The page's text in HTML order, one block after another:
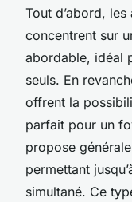
Tout d’abord,
concentrent sur
abordable, idéal
seuls. En
offrent la
parfait pour un
propose
permettant
simultané. Ce